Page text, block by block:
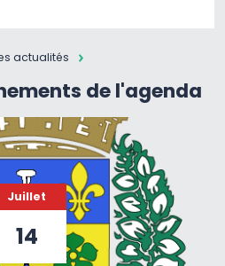
actualités
de l'agenda
Juillet
14